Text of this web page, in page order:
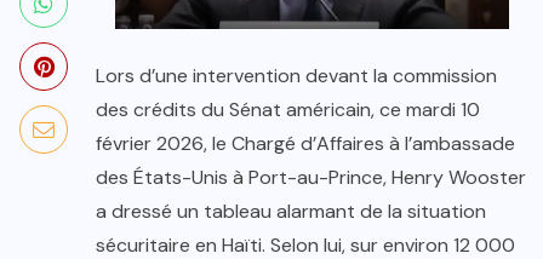
Lors d’une intervention devant la commission
des crédits du Sénat américain, ce mardi 10
février 2026, le Chargé d’Affaires à l’ambassade
des États-Unis à Port-au-Prince, Henry Wooster
a dressé un tableau alarmant de la situation
sécuritaire en Haïti. Selon lui, sur environ 12 000